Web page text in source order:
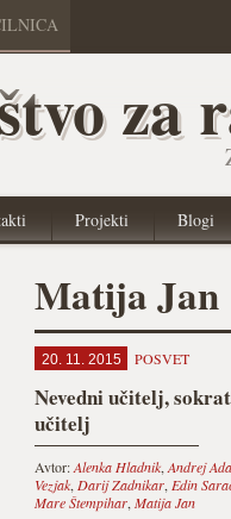
za
Projekti Blogi
Matija Jan
20. 11. 2015 POSVET
Nevedni učitelj,
učitelj
Avtor:Alenka Hladnik, Andrej
Vezjak, Darij Zadnikar, Edin
Mare Štempihar, Matija Jan